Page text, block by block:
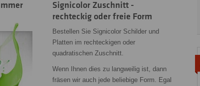
Signicolor Zuschnitt -
rechteckig oder freie Form
Bestellen Sie Signicolor Schilder und
Platten im rechteckigen oder
quadratischen Zuschnitt.
Wenn Ihnen dies zu langweilig ist, dann
fräsen wir auch jede beliebige Form. Egal